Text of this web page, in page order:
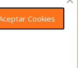
Cookies